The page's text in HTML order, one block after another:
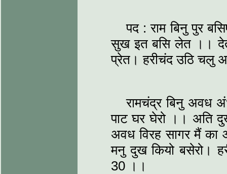
पद : राम बिनु पुर
सुख इत बसि लेत ।। देत
प्रेत। हरीचंद उठि
रामचंद्र बिनु अवध
पाट घर घेरो ।। अति
अवध विरह सागर मैं का
मनु दुख कियो बसेरो।
30 ।।